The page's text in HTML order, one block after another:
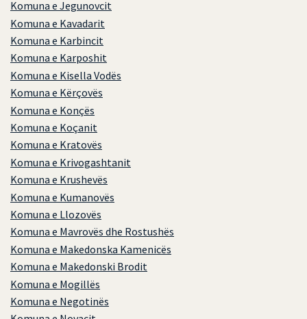
Komuna e Jegunovcit
Komuna e Kavadarit
Komuna e Karbincit
Komuna e Karposhit
Komuna e Kisella Vodës
Komuna e Kërçovës
Komuna e Konçës
Komuna e Koçanit
Komuna e Kratovës
Komuna e Krivogashtanit
Komuna e Krushevës
Komuna e Kumanovës
Komuna e Llozovës
Komuna e Mavrovës dhe Rostushës
Komuna e Makedonska Kamenicës
Komuna e Makedonski Brodit
Komuna e Mogillës
Komuna e Negotinës